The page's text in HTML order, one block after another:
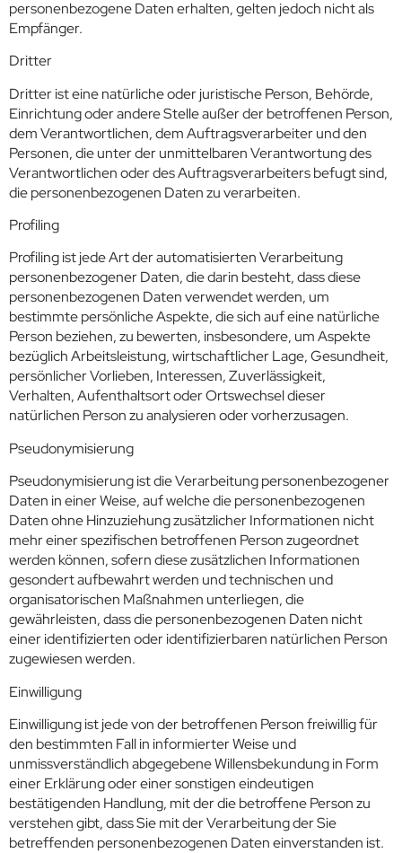
personenbezogene Daten erhalten, gelten jedoch nicht als
Empfänger.
Dritter
Dritter ist eine natürliche oder juristische Person, Behörde,
Einrichtung oder andere Stelle außer der betroffenen Person,
dem Verantwortlichen, dem Auftragsverarbeiter und den
Personen, die unter der unmittelbaren Verantwortung des
Verantwortlichen oder des Auftragsverarbeiters befugt sind,
die personenbezogenen Daten zu verarbeiten.
Profiling
Profiling ist jede Art der automatisierten Verarbeitung
personenbezogener Daten, die darin besteht, dass diese
personenbezogenen Daten verwendet werden, um
bestimmte persönliche Aspekte, die sich auf eine natürliche
Person beziehen, zu bewerten, insbesondere, um Aspekte
bezüglich Arbeitsleistung, wirtschaftlicher Lage, Gesundheit,
persönlicher Vorlieben, Interessen, Zuverlässigkeit,
Verhalten, Aufenthaltsort oder Ortswechsel dieser
natürlichen Person zu analysieren oder vorherzusagen.
Pseudonymisierung
Pseudonymisierung ist die Verarbeitung personenbezogener
Daten in einer Weise, auf welche die personenbezogenen
Daten ohne Hinzuziehung zusätzlicher Informationen nicht
mehr einer spezifischen betroffenen Person zugeordnet
werden können, sofern diese zusätzlichen Informationen
gesondert aufbewahrt werden und technischen und
organisatorischen Maßnahmen unterliegen, die
gewährleisten, dass die personenbezogenen Daten nicht
einer identifizierten oder identifizierbaren natürlichen Person
zugewiesen werden.
Einwilligung
Einwilligung ist jede von der betroffenen Person freiwillig für
den bestimmten Fall in informierter Weise und
unmissverständlich abgegebene Willensbekundung in Form
einer Erklärung oder einer sonstigen eindeutigen
bestätigenden Handlung, mit der die betroffene Person zu
verstehen gibt, dass Sie mit der Verarbeitung der Sie
betreffenden personenbezogenen Daten einverstanden ist.